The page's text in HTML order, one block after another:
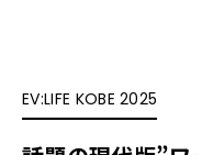
EV:LIFE KOBE 2025